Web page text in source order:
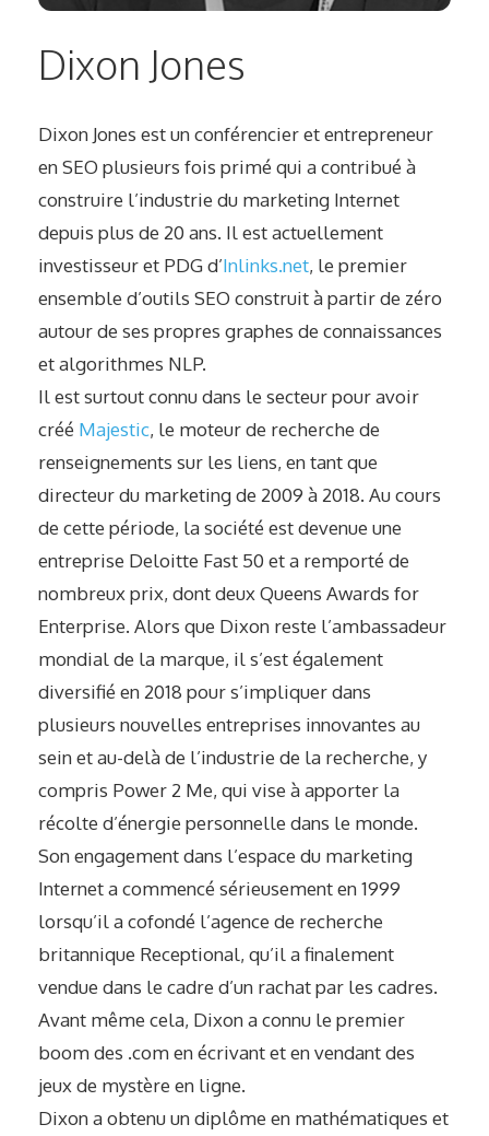
Dixon Jones
Dixon Jones est un conférencier et entrepreneur
en SEO plusieurs fois primé qui a contribué à
construire l’industrie du marketing Internet
depuis plus de 20 ans. Il est actuellement
investisseur et PDG d’Inlinks.net, le premier
ensemble d’outils SEO construit à partir de zéro
autour de ses propres graphes de connaissances
et algorithmes NLP.
Il est surtout connu dans le secteur pour avoir
créé Majestic, le moteur de recherche de
renseignements sur les liens, en tant que
directeur du marketing de 2009 à 2018. Au cours
de cette période, la société est devenue une
entreprise Deloitte Fast 50 et a remporté de
nombreux prix, dont deux Queens Awards for
Enterprise. Alors que Dixon reste l’ambassadeur
mondial de la marque, il s’est également
diversifié en 2018 pour s’impliquer dans
plusieurs nouvelles entreprises innovantes au
sein et au-delà de l’industrie de la recherche, y
compris Power 2 Me, qui vise à apporter la
récolte d’énergie personnelle dans le monde.
Son engagement dans l’espace du marketing
Internet a commencé sérieusement en 1999
lorsqu’il a cofondé l’agence de recherche
britannique Receptional, qu’il a finalement
vendue dans le cadre d’un rachat par les cadres.
Avant même cela, Dixon a connu le premier
boom des .com en écrivant et en vendant des
jeux de mystère en ligne.
Dixon a obtenu un diplôme en mathématiques et